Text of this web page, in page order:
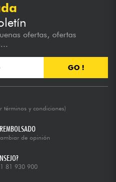
ofertas, ofertas
GO !
términos y condiciones)
de opinión
81 930 900